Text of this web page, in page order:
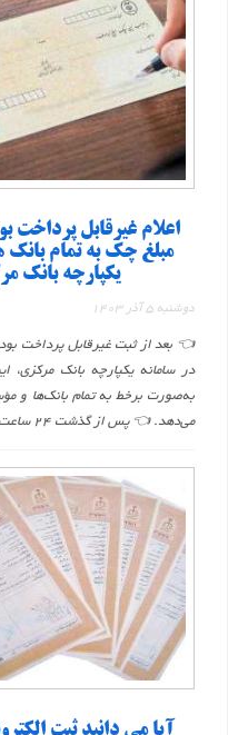
اعلام غیرقابل پرداخت
مبلغ چک به تمام بانک
یکپارچه بانک
دوشنبه 5 آذر 1403
👈 بعد از ثبت غیرقابل پرداخت
در سامانه یکپارچه بانک مرکزی،
به‌صورت برخط به تمام بانک‌ها و
می‌دهد. 👈 پس از گذشت ۲۴ ساعت کلیه بانک‌ها/ م ...